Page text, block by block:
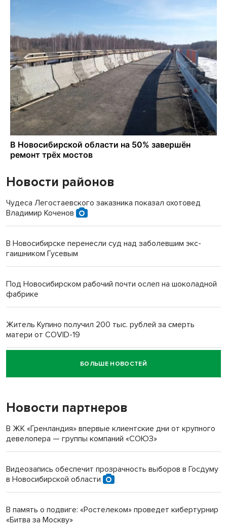
Новости районов
Чудеса Легостаевского заказника показал охотовед
Владимир Коченов
В Новосибирске перенесли суд над заболевшим экс-
гаишником Гусевым
Под Новосибирском рабочий почти ослеп на шоколадной
фабрике
Житель Купино получил 200 тыс. рублей за смерть
матери от COVID-19
Новосибирский суд наказал водителя за смерть
пенсионерки на вокзале
«Мы живём на пастбище!»: в новосибирском селе лошади
терроризируют жителей
Новосибирский преподаватель с женой вошли в топ-16
БОЛЬШЕ НОВОСТЕЙ
Новости партнеров
В ЖК «Гренландия» впервые клиентские дни от крупного
девелопера — группы компаний «СОЮЗ»
Видеозапись обеспечит прозрачность выборов в Госдуму
в Новосибирской области
В память о подвиге: «Ростелеком» проведет кибертурнир
«Битва за Москву»